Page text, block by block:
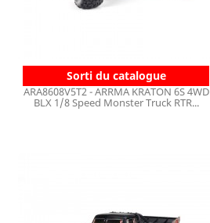
Sorti du catalogue
ARA8608V5T2 - ARRMA KRATON 6S 4WD
BLX 1/8 Speed Monster Truck RTR...